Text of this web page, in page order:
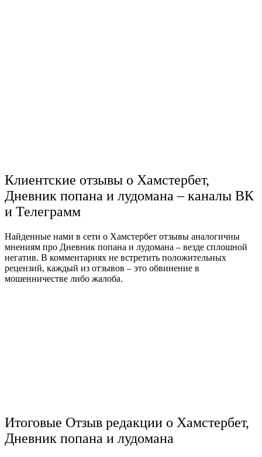
Клиентские отзывы о Хамстербет,
Дневник попана и лудомана – каналы ВК
и Телеграмм
Найденные нами в сети о Хамстербет отзывы аналогичны
мнениям про Дневник попана и лудомана – везде сплошной
негатив. В комментариях не встретить положительных
рецензий, каждый из отзывов – это обвинение в
мошенничестве либо жалоба.
Итоговые Отзыв редакции о Хамстербет,
Дневник попана и лудомана